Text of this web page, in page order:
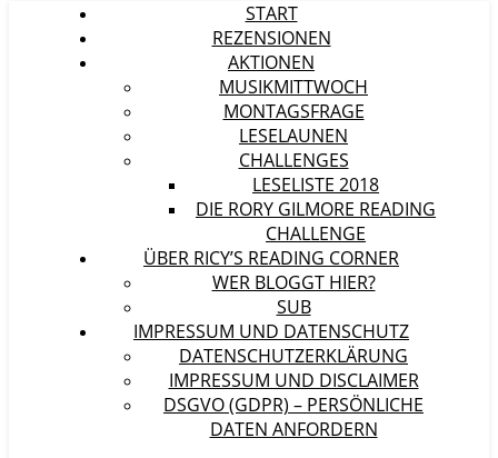
START
REZENSIONEN
AKTIONEN
MUSIKMITTWOCH
MONTAGSFRAGE
LESELAUNEN
CHALLENGES
LESELISTE 2018
DIE RORY GILMORE READING
CHALLENGE
ÜBER RICY’S READING CORNER
WER BLOGGT HIER?
SUB
IMPRESSUM UND DATENSCHUTZ
DATENSCHUTZERKLÄRUNG
IMPRESSUM UND DISCLAIMER
DSGVO (GDPR) – PERSÖNLICHE
DATEN ANFORDERN